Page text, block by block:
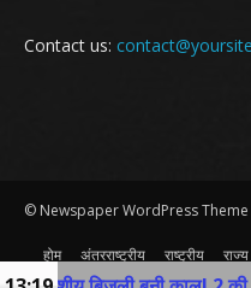
Contact us:
© Newspaper WordPress
होम अंतरराष्ट्रीय राष्ट्रीय राज्य
व्यापार
खेल अन्य Contact Us